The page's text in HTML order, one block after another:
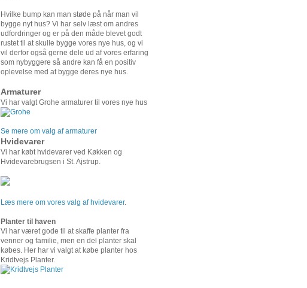
Hvilke bump kan man støde på når man vil
bygge nyt hus? Vi har selv læst om andres
udfordringer og er på den måde blevet godt
rustet til at skulle bygge vores nye hus, og vi
vil derfor også gerne dele ud af vores erfaring
som nybyggere så andre kan få en positiv
oplevelse med at bygge deres nye hus.
Armaturer
Vi har valgt Grohe armaturer til vores nye hus
Se mere om valg af armaturer
Hvidevarer
Vi har købt hvidevarer ved Køkken og
Hvidevarebrugsen i St. Ajstrup.
Læs mere om vores valg af hvidevarer.
Planter til haven
Vi har været gode til at skaffe planter fra
venner og familie, men en del planter skal
købes. Her har vi valgt at købe planter hos
Kridtvejs Planter.